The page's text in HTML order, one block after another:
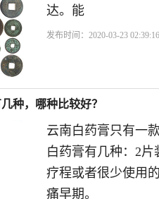
达。能
发布时间：2020-03-23
种，哪种比较好？
云南白药膏只有一
白药膏有几种：2
疗程或者很少使用
痛早期。